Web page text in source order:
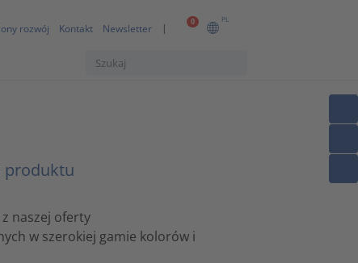
0 PL
rozwój Kontakt Newsletter
produktu
naszej oferty
w szerokiej gamie kolorów i